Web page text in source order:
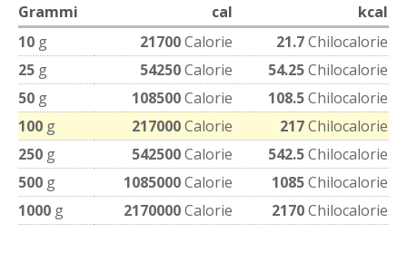
Grammi cal
kcal
10 g 21700Calorie 21.7Chilocalorie
25 g 54250Calorie 54.25Chilocalorie
50 g 108500Calorie 108.5Chilocalorie
100 g 217000Calorie 217Chilocalorie
250 g 542500Calorie 542.5Chilocalorie
500 g 1085000Calorie 1085Chilocalorie
1000 g 2170000Calorie 2170Chilocalorie